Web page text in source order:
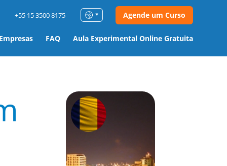
FAQ Aula Experimental Online Gratuita
+55 15 3500 8175 Agende um Curso